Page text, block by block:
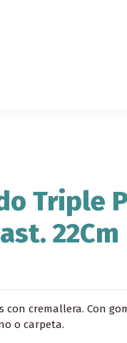
Triple
con cremallera. Con
o carpeta.